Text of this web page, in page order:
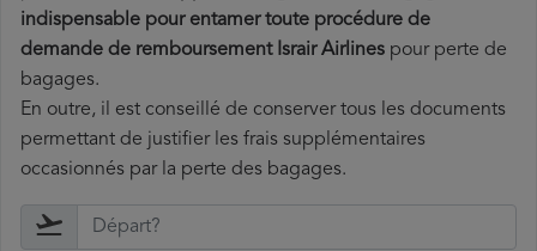
indispensable pour entamer toute procédure de
demande de remboursement Israir Airlines pour perte de
bagages.
En outre, il est conseillé de conserver tous les documents
permettant de justifier les frais supplémentaires
occasionnés par la perte des bagages.